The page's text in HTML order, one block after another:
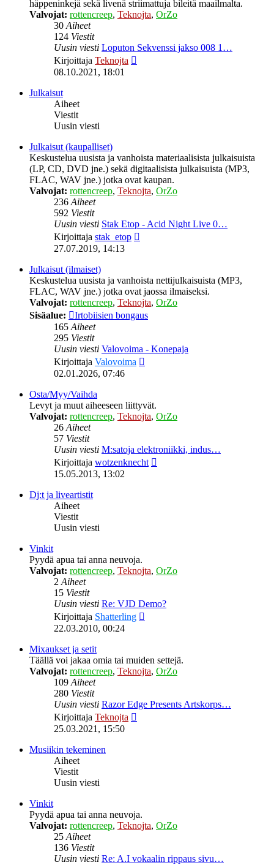
häppeninkejä sekä livenä striimattuja bileitä maailmalta.
Valvojat: rottencreep, Teknojta, OrZo
30Aiheet
124 Viestit
Uusin viesti Loputon Sekvenssi jakso 008 1…
Kirjoittaja Teknojta
08.10.2021, 18:01
Julkaisut
Aiheet
Viestit
Uusin viesti
Julkaisut (kaupalliset)
Keskustelua uusista ja vanhoista materiaalisista julkaisuista
(LP, CD, DVD jne.) sekä digitaalisista julkaisuista (MP3,
FLAC, WAV jne.) jotka ovat kaupan.
Valvojat: rottencreep, Teknojta, OrZo
236Aiheet
592 Viestit
Uusin viesti Stak Etop - Acid Night Live 0…
Kirjoittaja stak_etop
27.07.2019, 14:13
Julkaisut (ilmaiset)
Keskustelua uusista ja vanhoista nettijulkaisuista (MP3,
FLAC, WAV jne.) jotka ovat jaossa ilmaiseksi.
Valvojat: rottencreep, Teknojta, OrZo
Sisäalue:
Irtobiisien bongaus
165Aiheet
295 Viestit
Uusin viesti Valovoima - Konepaja
Kirjoittaja Valovoima
02.01.2026, 07:46
Osta/Myy/Vaihda
Levyt ja muut aiheeseen liittyvät.
Valvojat: rottencreep, Teknojta, OrZo
26Aiheet
57 Viestit
Uusin viesti M:satoja elektroniikki, indus…
Kirjoittaja wotzenknecht
15.05.2013, 13:02
Dj:t ja liveartistit
Aiheet
Viestit
Uusin viesti
Vinkit
Pyydä apua tai anna neuvoja.
Valvojat: rottencreep, Teknojta, OrZo
2Aiheet
15 Viestit
Uusin viesti Re: VJD Demo?
Kirjoittaja Shatterling
22.03.2010, 00:24
Mixaukset ja setit
Täällä voi jakaa omia tai muiden settejä.
Valvojat: rottencreep, Teknojta, OrZo
109Aiheet
280 Viestit
Uusin viesti Razor Edge Presents Artskorps…
Kirjoittaja Teknojta
25.03.2021, 15:50
Musiikin tekeminen
Aiheet
Viestit
Uusin viesti
Vinkit
Pyydä apua tai anna neuvoja.
Valvojat: rottencreep, Teknojta, OrZo
25Aiheet
136 Viestit
Uusin viesti Re: A.I vokaalin rippaus sivu…